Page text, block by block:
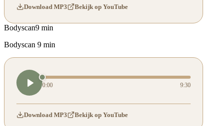
Download MP3 Bekijk op YouTube
Bodyscan9 min
Bodyscan 9 min
0:00 9:30
Download MP3 Bekijk op YouTube